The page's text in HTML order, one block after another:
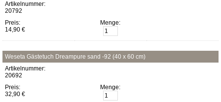
Artikelnummer:
20792
Preis:
14,90 €
Menge:
Weseta Gästetuch Dreampure sand -92 (40 x 60 cm)
Artikelnummer:
20692
Preis:
32,90 €
Menge: